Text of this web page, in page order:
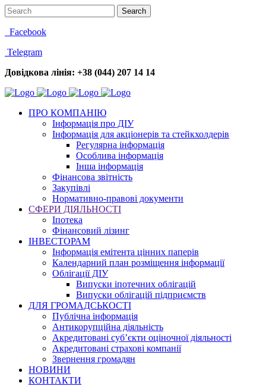
Facebook
Telegram
Довідкова лінія: +38 (044) 207 14 14
ПРО КОМПАНІЮ
Інформація про ДІУ
Інформація для акціонерів та стейкхолдерів
Регулярна інформація
Особлива інформація
Інша інформація
Фінансова звітність
Закупівлі
Нормативно-правові документи
СФЕРИ ДІЯЛЬНОСТІ
Іпотека
Фінансовий лізинг
ІНВЕСТОРАМ
Інформація емітента цінних паперів
Календарний план розміщення інформації
Облігації ДІУ
Випуски іпотечних облігацій
Випуски облігацій підприємств
ДЛЯ ГРОМАДСЬКОСТІ
Публічна інформація
Антикорупційна діяльність
Акредитовані суб’єкти оціночної діяльності
Акредитовані страхові компанії
Звернення громадян
НОВИНИ
КОНТАКТИ